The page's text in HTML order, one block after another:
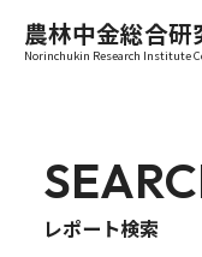
農林中金総合研
Norinchukin Research Institute
レポート検索